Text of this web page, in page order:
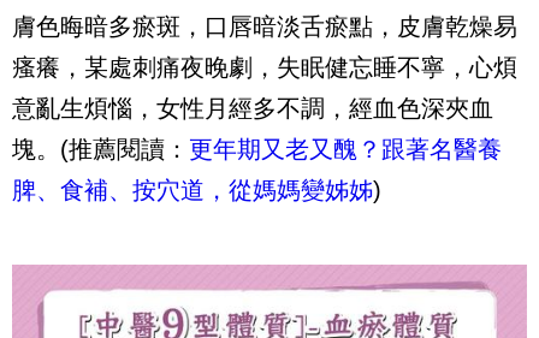
膚色晦暗多瘀斑，口唇暗淡舌瘀點，皮膚乾燥易
瘙癢，某處刺痛夜晚劇，失眠健忘睡不寧，心煩
意亂生煩惱，女性月經多不調，經血色深夾血
塊。(推薦閱讀： 更年期又老又醜？跟著名醫養
脾、食補、按穴道，從媽媽變姊姊)